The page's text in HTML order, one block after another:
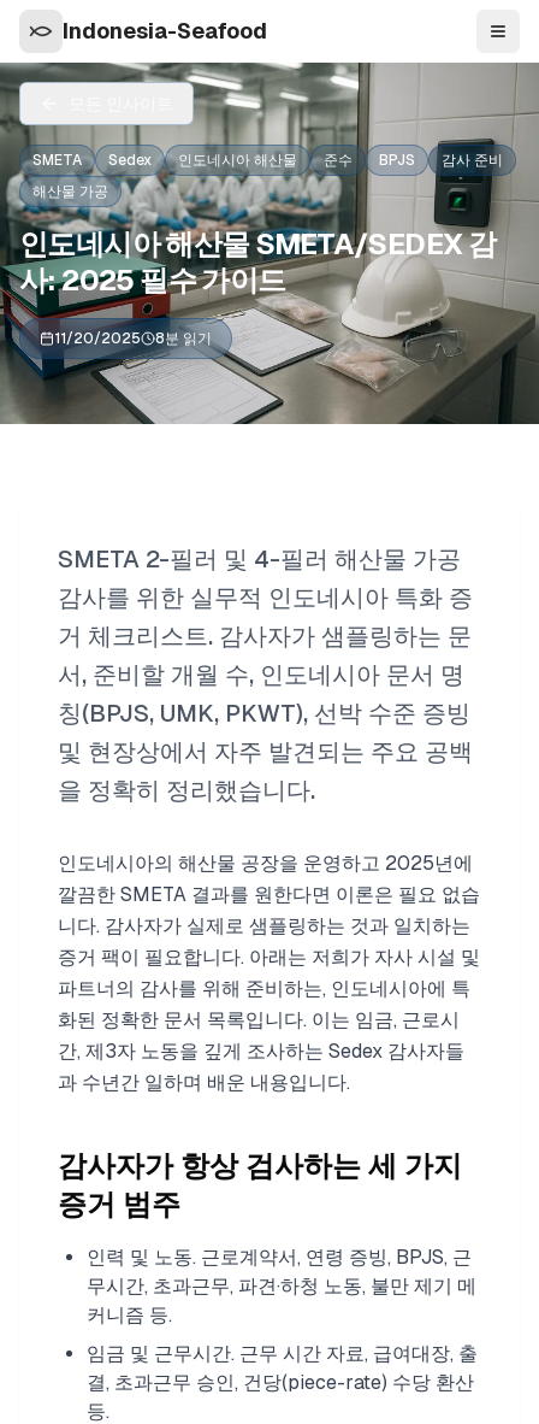
Indonesia-Seafood 탐색
SMETA Sedex 인도네시아 해산물 준수 BPJS
감사 준비
해산물 가공
인도네시아 해산물 SMETA/SEDEX 감
사: 2025 필수 가이드
11/20/2025 8분 읽기
SMETA 2-필러 및 4-필러 해산물 가공
감사를 위한 실무적 인도네시아 특화 증
거 체크리스트. 감사자가 샘플링하는 문
서, 준비할 개월 수, 인도네시아 문서 명
칭(BPJS, UMK, PKWT), 선박 수준 증빙
및 현장상에서 자주 발견되는 주요 공백
을 정확히 정리했습니다.
인도네시아의 해산물 공장을 운영하고 2025년에
깔끔한 SMETA 결과를 원한다면 이론은 필요 없습
니다. 감사자가 실제로 샘플링하는 것과 일치하는
증거 팩이 필요합니다. 아래는 저희가 자사 시설 및
파트너의 감사를 위해 준비하는, 인도네시아에 특
화된 정확한 문서 목록입니다. 이는 임금, 근로시
간, 제3자 노동을 깊게 조사하는 Sedex 감사자들
과 수년간 일하며 배운 내용입니다.
감사자가 항상 검사하는 세 가지
증거 범주
인력 및 노동. 근로계약서, 연령 증빙, BPJS, 근
무시간, 초과근무, 파견·하청 노동, 불만 제기 메
커니즘 등.
임금 및 근무시간. 근무 시간 자료, 급여대장, 출
결, 초과근무 승인, 건당(piece-rate) 수당 환산
등.